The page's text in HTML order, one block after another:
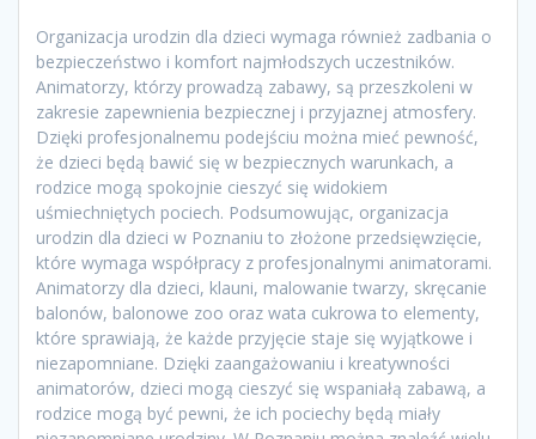
Organizacja urodzin dla dzieci wymaga również zadbania o
bezpieczeństwo i komfort najmłodszych uczestników.
Animatorzy, którzy prowadzą zabawy, są przeszkoleni w
zakresie zapewnienia bezpiecznej i przyjaznej atmosfery.
Dzięki profesjonalnemu podejściu można mieć pewność,
że dzieci będą bawić się w bezpiecznych warunkach, a
rodzice mogą spokojnie cieszyć się widokiem
uśmiechniętych pociech. Podsumowując, organizacja
urodzin dla dzieci w Poznaniu to złożone przedsięwzięcie,
które wymaga współpracy z profesjonalnymi animatorami.
Animatorzy dla dzieci, klauni, malowanie twarzy, skręcanie
balonów, balonowe zoo oraz wata cukrowa to elementy,
które sprawiają, że każde przyjęcie staje się wyjątkowe i
niezapomniane. Dzięki zaangażowaniu i kreatywności
animatorów, dzieci mogą cieszyć się wspaniałą zabawą, a
rodzice mogą być pewni, że ich pociechy będą miały